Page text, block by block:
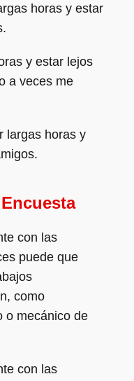
horas y estar
y estar lejos
a veces me
largas horas y
con las
puede que
como
o mecánico de
con las